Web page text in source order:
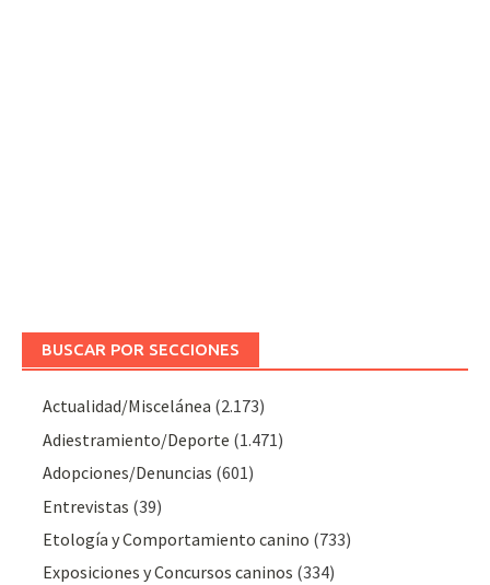
BUSCAR POR SECCIONES
Actualidad/Miscelánea (2.173)
Adiestramiento/Deporte (1.471)
Adopciones/Denuncias (601)
Entrevistas (39)
Etología y Comportamiento canino (733)
Exposiciones y Concursos caninos (334)